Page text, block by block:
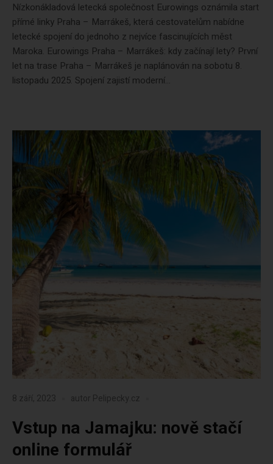
Nízkonákladová letecká společnost Eurowings oznámila start
přímé linky Praha – Marrákeš, která cestovatelům nabídne
letecké spojení do jednoho z nejvíce fascinujících měst
Maroka. Eurowings Praha – Marrákeš: kdy začínají lety? První
let na trase Praha – Marrákeš je naplánován na sobotu 8.
listopadu 2025. Spojení zajistí moderní...
8 září, 2023 autor Pelipecky.cz
Vstup na Jamajku: nově stačí
online formulář